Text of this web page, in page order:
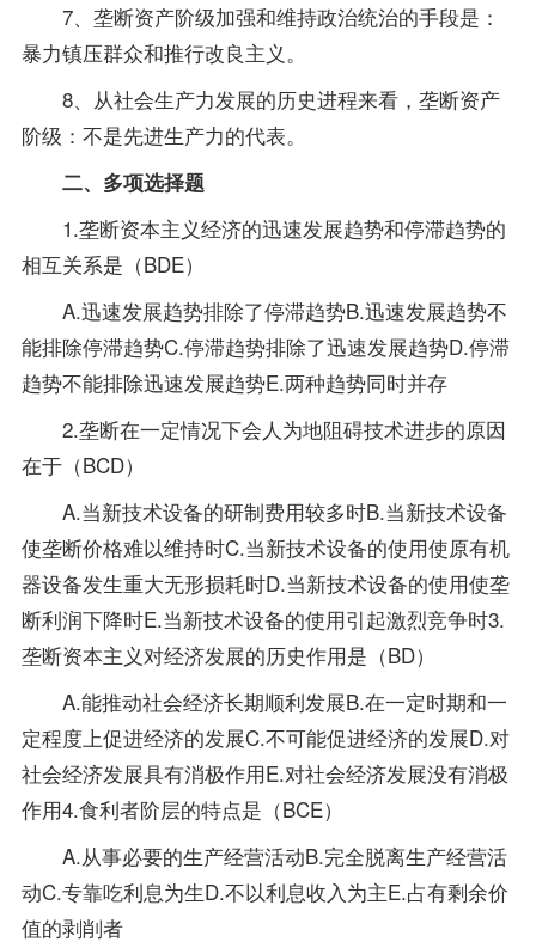
7、垄断资产阶级加强和维持政治统治的手段是：
暴力镇压群众和推行改良主义。
8、从社会生产力发展的历史进程来看，垄断资产
阶级：不是先进生产力的代表。
二、多项选择题
1.垄断资本主义经济的迅速发展趋势和停滞趋势的
相互关系是（BDE）
A.迅速发展趋势排除了停滞趋势B.迅速发展趋势不
能排除停滞趋势C.停滞趋势排除了迅速发展趋势D.停滞
趋势不能排除迅速发展趋势E.两种趋势同时并存
2.垄断在一定情况下会人为地阻碍技术进步的原因
在于（BCD）
A.当新技术设备的研制费用较多时B.当新技术设备
使垄断价格难以维持时C.当新技术设备的使用使原有机
器设备发生重大无形损耗时D.当新技术设备的使用使垄
断利润下降时E.当新技术设备的使用引起激烈竞争时3.
垄断资本主义对经济发展的历史作用是（BD）
A.能推动社会经济长期顺利发展B.在一定时期和一
定程度上促进经济的发展C.不可能促进经济的发展D.对
社会经济发展具有消极作用E.对社会经济发展没有消极
作用4.食利者阶层的特点是（BCE）
A.从事必要的生产经营活动B.完全脱离生产经营活
动C.专靠吃利息为生D.不以利息收入为主E.占有剩余价
值的剥削者